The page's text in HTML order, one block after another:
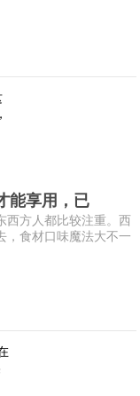
能享用，已
西方人都比较注重。西
，食材口味魔法大不一